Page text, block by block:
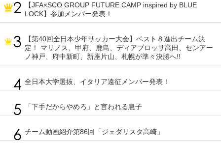
【JFA×SCO GROUP FUTURE CAMP inspired by BLUE
LOCK】参加メンバー発表！
【第40回全日本少年サッカー大会】ベスト８進出チーム決
定！ マリノス、甲府、鹿島、ディアブロッサ高田、センアー
ノ神戸、府中新町、新座片山、札幌が準々決勝へ!!
全日本大学選抜、イタリア遠征メンバー発表！
「下手だからやめろ」と言われる息子
チーム動画紹介第86回「ジェダリスタ高崎」